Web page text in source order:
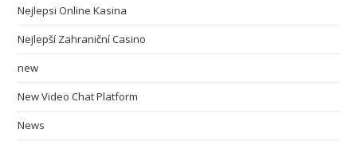
Nejlepsi Online Kasina
Nejlepší Zahraniční Casino
new
New Video Chat Platform
News